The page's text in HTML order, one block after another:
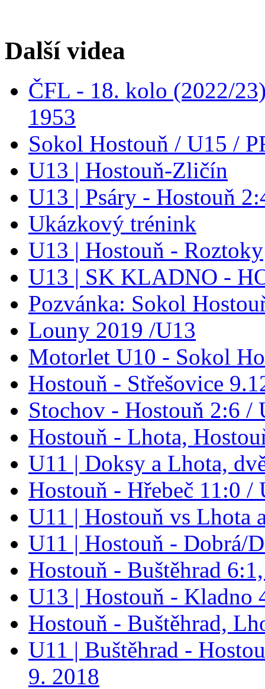
Další videa
ČFL - 18. kolo (2022/
1953
Sokol Hostouň / U15 /
U13 | Hostouň-Zličín
U13 | Psáry - Hostouň
Ukázkový trénink
U13 | Hostouň - Roztoky
U13 | SK KLADNO -
Pozvánka: Sokol
Louny 2019 /U13
Motorlet U10 - Sokol
Hostouň - Střešovice
Stochov - Hostouň 2:6 /
Hostouň - Lhota,
U11 | Doksy a Lhota,
Hostouň - Hřebeč 11:0 /
U11 | Hostouň vs Lhota
U11 | Hostouň - Dobrá/
Hostouň - Buštěhrad
U13 | Hostouň - Kladno
Hostouň - Buštěhrad,
U11 | Buštěhrad -
9. 2018